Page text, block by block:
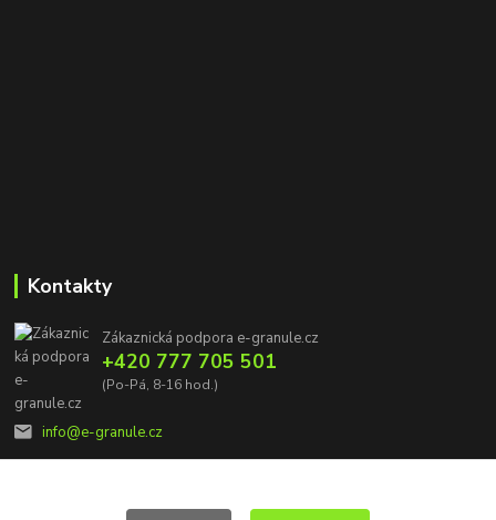
Kontakty
Zákaznická podpora e-granule.cz
+420 777 705 501
(Po-Pá, 8-16 hod.)
info@e-granule.cz